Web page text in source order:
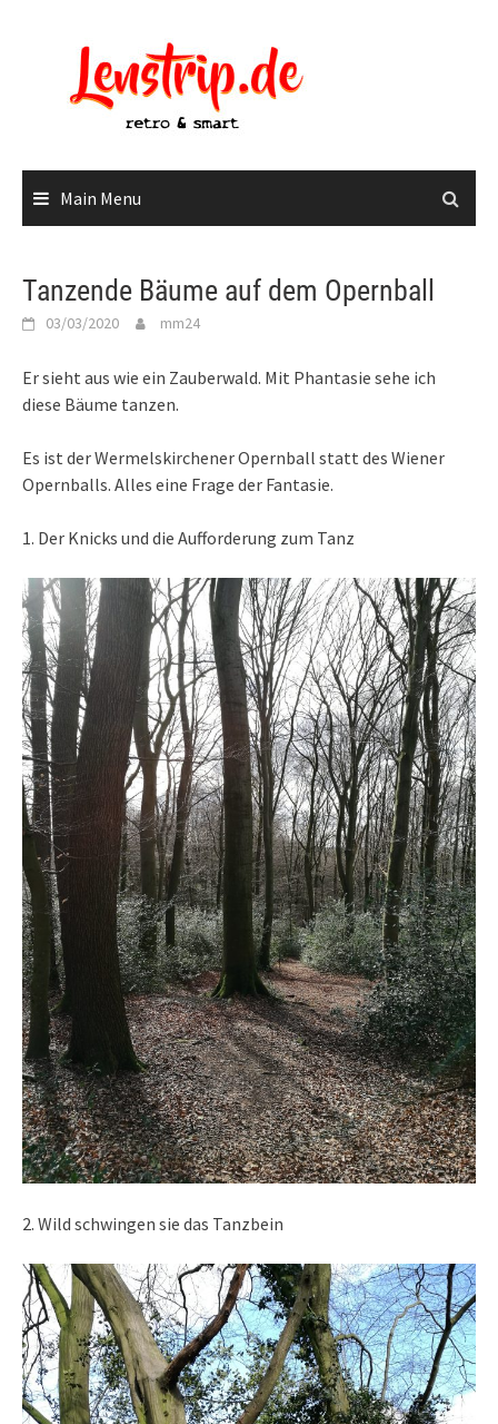
Main Menu
Tanzende Bäume auf dem Opernball
03/03/2020 mm24
Er sieht aus wie ein Zauberwald. Mit Phantasie sehe ich
diese Bäume tanzen.
Es ist der Wermelskirchener Opernball statt des Wiener
Opernballs. Alles eine Frage der Fantasie.
1. Der Knicks und die Aufforderung zum Tanz
2. Wild schwingen sie das Tanzbein